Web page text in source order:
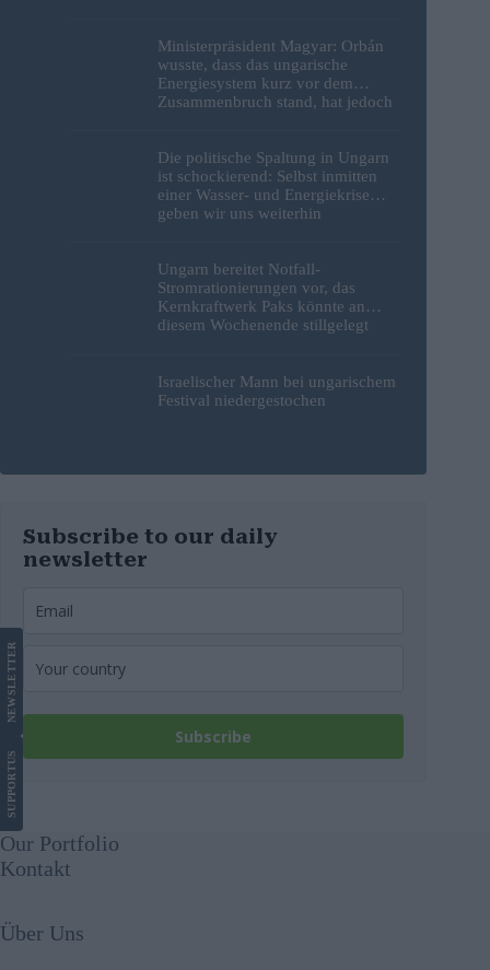
Ministerpräsident Magyar: Orbán
wusste, dass das ungarische
Energiesystem kurz vor dem
Zusammenbruch stand, hat jedoch
Die politische Spaltung in Ungarn
ist schockierend: Selbst inmitten
einer Wasser- und Energiekrise
geben wir uns weiterhin
Ungarn bereitet Notfall-
Stromrationierungen vor, das
Kernkraftwerk Paks könnte an
diesem Wochenende stillgelegt
Israelischer Mann bei ungarischem
Festival niedergestochen
Subscribe to our daily
newsletter
Subscribe
SUPPORT
US
NEWS
LETTER
Our Portfolio
Kontakt
Über Uns